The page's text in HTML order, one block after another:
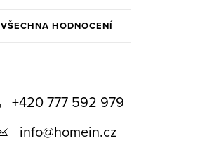
VŠECHNA HODNOCENÍ
+420 777 592 979
info@homein.cz